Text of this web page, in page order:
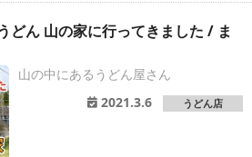
どん 山の家に行ってきました / ま
山の中にあるうどん屋さん
2021.3.6
うどん店